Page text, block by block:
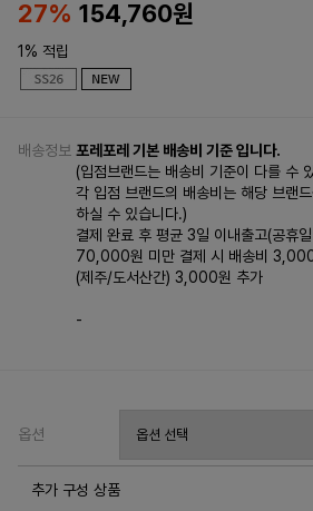
27% 154,760원
1% 적립
배송정보 포레포레 기본 배송비 기준 입니다.
(입점브랜드는 배송비 기준이 다를 수
각 입점 브랜드의 배송비는 해당 브랜
하실 수 있습니다.)
결제 완료 후 평균 3일 이내출고(공휴
70,000원 미만 결제 시 배송비
(제주/도서산간) 3,000원 추가
-
옵션
추가 구성 상품